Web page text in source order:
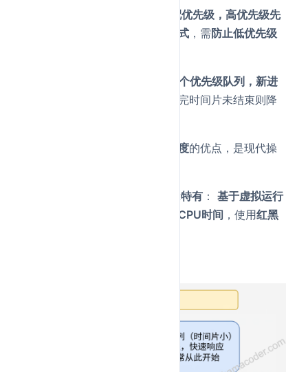
为每个进程分配优先级，高优先级先
抢占式和非抢占式 ，需防止低优先级
多个优先级队列，新进
，执行完时间片未结束则降
优先级调度的优点，是现代操
完全公平调度（CFS）- Linux特有 ：基于虚拟运行
每个进程获得公平CPU时间 ，使用红黑